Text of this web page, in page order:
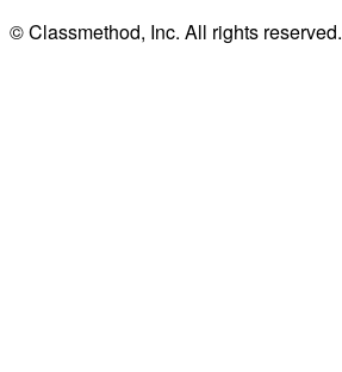
© Classmethod, Inc. All rights reserved.